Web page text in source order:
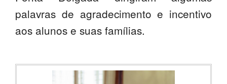
ALUNOS
PROFESSORES
palavras de agradecimento e incentivo
aos alunos e suas famílias.